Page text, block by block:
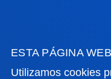
ESTA PÁGINA
Utilizamos cookies
GESTIONES Y TRÁMITES